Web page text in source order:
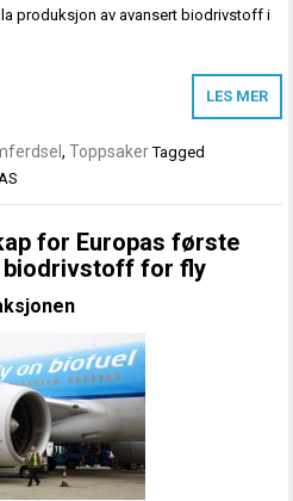
produksjon av avansert biodrivstoff i
LES MER
,Toppsaker Tagged
for Europas første
for fly